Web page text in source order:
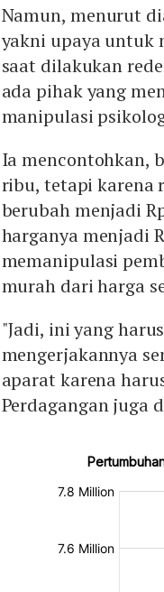
Namun, menurut
yakni upaya untuk
saat dilakukan
ada pihak yang
manipulasi
Ia mencontohkan,
ribu, tetapi karena
berubah menjadi
harganya menjadi
memanipulasi
murah dari harga
"Jadi, ini yang
mengerjakannya
aparat karena
Perdagangan juga